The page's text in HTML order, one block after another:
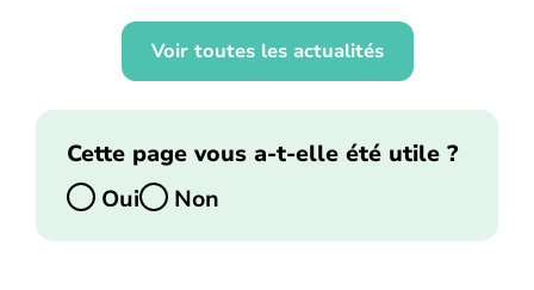
Voir toutes les actualités
Cette page vous a-t-elle été utile ?
Oui
Non